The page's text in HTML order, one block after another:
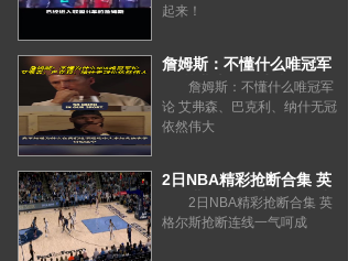
起来！
詹姆斯：不懂什么唯冠军
论 艾弗森、巴克利、纳什
无冠依然伟大
詹姆斯：不懂什么唯冠军
论 艾弗森、巴克利、纳什无冠
依然伟大
2日NBA精彩抢断合集 英
格尔斯抢断连线一气呵成
2日NBA精彩抢断合集 英
格尔斯抢断连线一气呵成